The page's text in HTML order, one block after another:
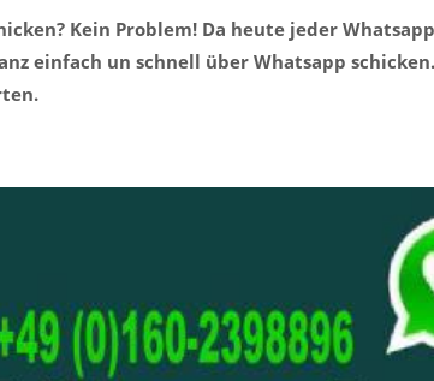
Kein Problem! Da heute jeder
einfach un schnell über Whatsapp schicken.